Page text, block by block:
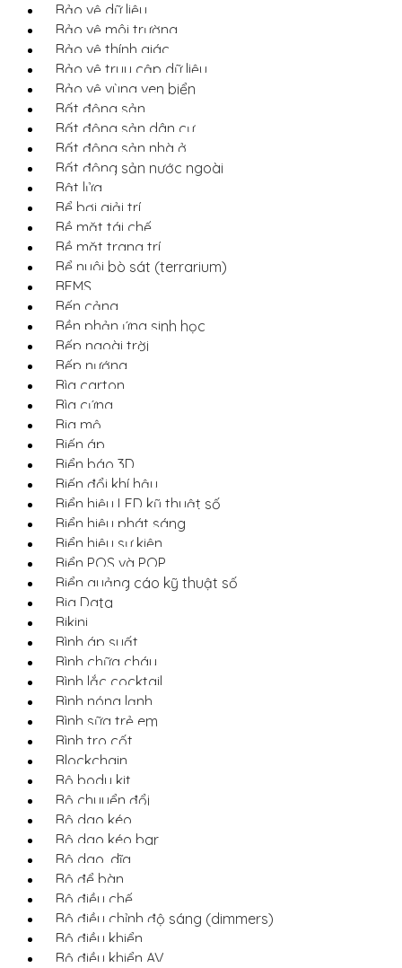
Bảo vệ dữ liệu
Bảo vệ môi trường
Bảo vệ thính giác
Bảo vệ truy cập dữ liệu
Bảo vệ vùng ven biển
Bất động sản
Bất động sản dân cư
Bất động sản nhà ở
Bất động sản nước ngoài
Bật lửa
Bể bơi giải trí
Bề mặt tái chế
Bề mặt trang trí
Bể nuôi bò sát (terrarium)
BEMS
Bến cảng
Bền phản ứng sinh học
Bếp ngoài trời
Bếp nướng
Bìa carton
Bìa cứng
Bia mộ
Biến áp
Biển báo 3D
Biến đổi khí hậu
Biển hiệu LED kỹ thuật số
Biển hiệu phát sáng
Biển hiệu sự kiện
Biển POS và POP
Biển quảng cáo kỹ thuật số
Big Data
Bikini
Bình áp suất
Bình chữa cháy
Bình lắc cocktail
Bình nóng lạnh
Bình sữa trẻ em
Bình tro cốt
Blockchain
Bộ body kit
Bộ chuyển đổi
Bộ dao kéo
Bộ dao kéo bar
Bộ dao, dĩa
Bộ để bàn
Bộ điều chế
Bộ điều chỉnh độ sáng (dimmers)
Bộ điều khiển
Bộ điều khiển AV